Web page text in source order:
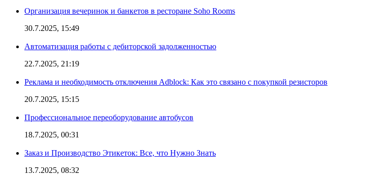
Организация вечеринок и банкетов в ресторане Soho Rooms
30.7.2025, 15:49
Автоматизация работы с дебиторской задолженностью
22.7.2025, 21:19
Реклама и необходимость отключения Adblock: Как это связано с покупкой резисторов
20.7.2025, 15:15
Профессиональное переоборудование автобусов
18.7.2025, 00:31
Заказ и Производство Этикеток: Все, что Нужно Знать
13.7.2025, 08:32